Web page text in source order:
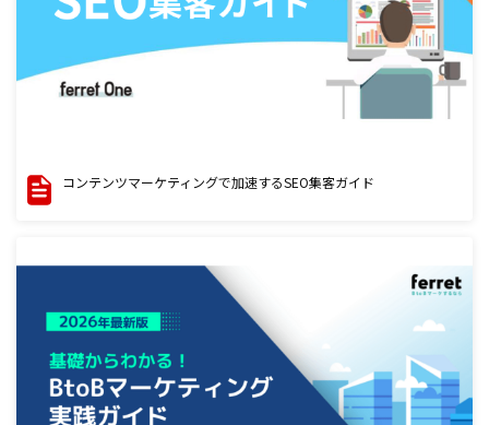
コンテンツマーケティングで加速するSEO集客ガイド